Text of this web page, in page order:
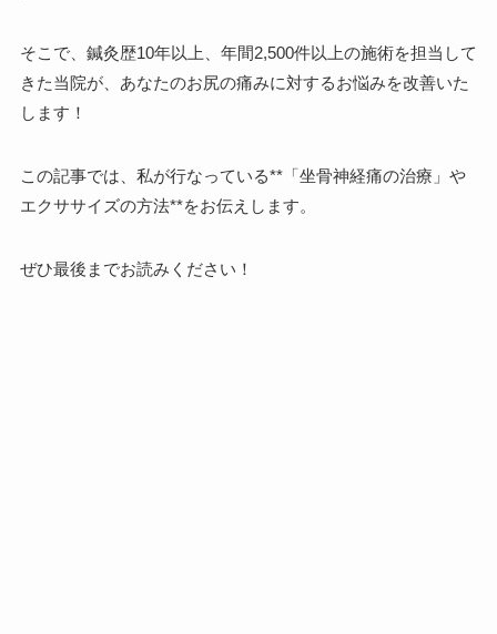
そこで、鍼灸歴10年以上、年間2,500件以上の施術を担当して
きた当院が、あなたのお尻の痛みに対するお悩みを改善いた
します！
この記事では、私が行なっている**「坐骨神経痛の治療」や
エクササイズの方法**をお伝えします。
ぜひ最後までお読みください！